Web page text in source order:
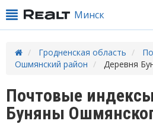
Минск
Гродненская область
Ошмянский район
Деревня
Почтовые
Буняны